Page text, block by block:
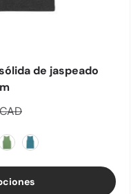
de jaspeado
tormentoso
Hiedra Heather
Carolina Blue